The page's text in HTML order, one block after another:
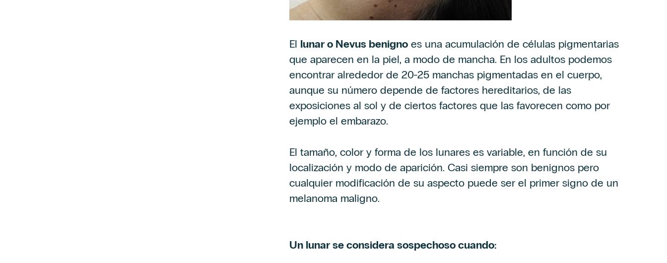
El lunar o Nevus benignoes una acumulación de células pigmentarias
que aparecen en la piel, a modo de mancha. En los adultos podemos
encontrar alrededor de 20-25 manchas pigmentadas en el cuerpo,
aunque su número depende de factores hereditarios, de las
exposiciones al sol y de ciertos factores que las favorecen como por
ejemplo el embarazo.
El tamaño, color y forma de los lunares es variable, en función de su
localización y modo de aparición. Casi siempre son benignos pero
cualquier modificación de su aspecto puede ser el primer signo de un
melanoma maligno.
Un lunar se considera sospechoso cuando: